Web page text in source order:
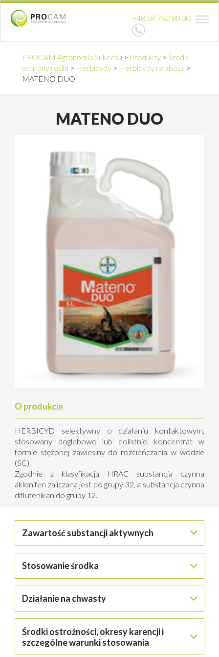
+48 58 762 80 30
PROCAM Agronomia Sukcesu > Produkty > Środki
ochrony roślin > Herbicydy > Herbicydy na zboża >
MATENO DUO
MATENO DUO
O produkcie
HERBICYD selektywny o działaniu kontaktowym,
stosowany doglebowo lub dolistnie, koncentrat w
formie stężonej zawiesiny do rozcieńczania w wodzie
(SC).
Zgodnie z klasyfikacją HRAC substancja czynna
aklonifen zaliczana jest do grupy 32, a substancja czynna
diflufenikan do grupy 12.
Zawartość substancji aktywnych
(40,98%)
diflufenikan (związek z grupy fenoksynikotynoanilidów)–
100 g/l (8,0%)
Stosowanie środka
samobieżnych lub ciągnikowych opryskiwaczy polowych.
Maksymalna/zalecana dawka dla jednorazowego
zastosowania: 0,35 l/ha.
Działanie na chwasty
miejscu działania, stanowiące inhibitory biosyntezy
karotenoidów, barwników biorących udział w procesie
fotosyntezy. Ich brak powoduje bielenie liści i rozpad
Środki ostrożności, okresy karencji i
szczególne warunki stosowania